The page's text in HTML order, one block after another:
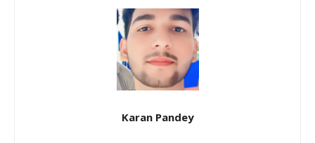
Karan Pandey